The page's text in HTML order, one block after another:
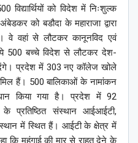
को विदेश में निःशुल्क
को बडौदा के महाराजा द्वारा
वे वहां से लौटकर कानूनविद एवं
ये 500 बच्चे विदेश से लौटकर देश-
प्रदेश में 303 नए कॉलेज खोले
हैं। 500 बालिकाओं के नामांकन
किया गया है। प्रदेश में 92
प्रतिष्ठित संस्थान आईआईटी,
में स्थित हैं। आईटी के क्षेत्र में
कि महंगाई की मार से राहत देने के